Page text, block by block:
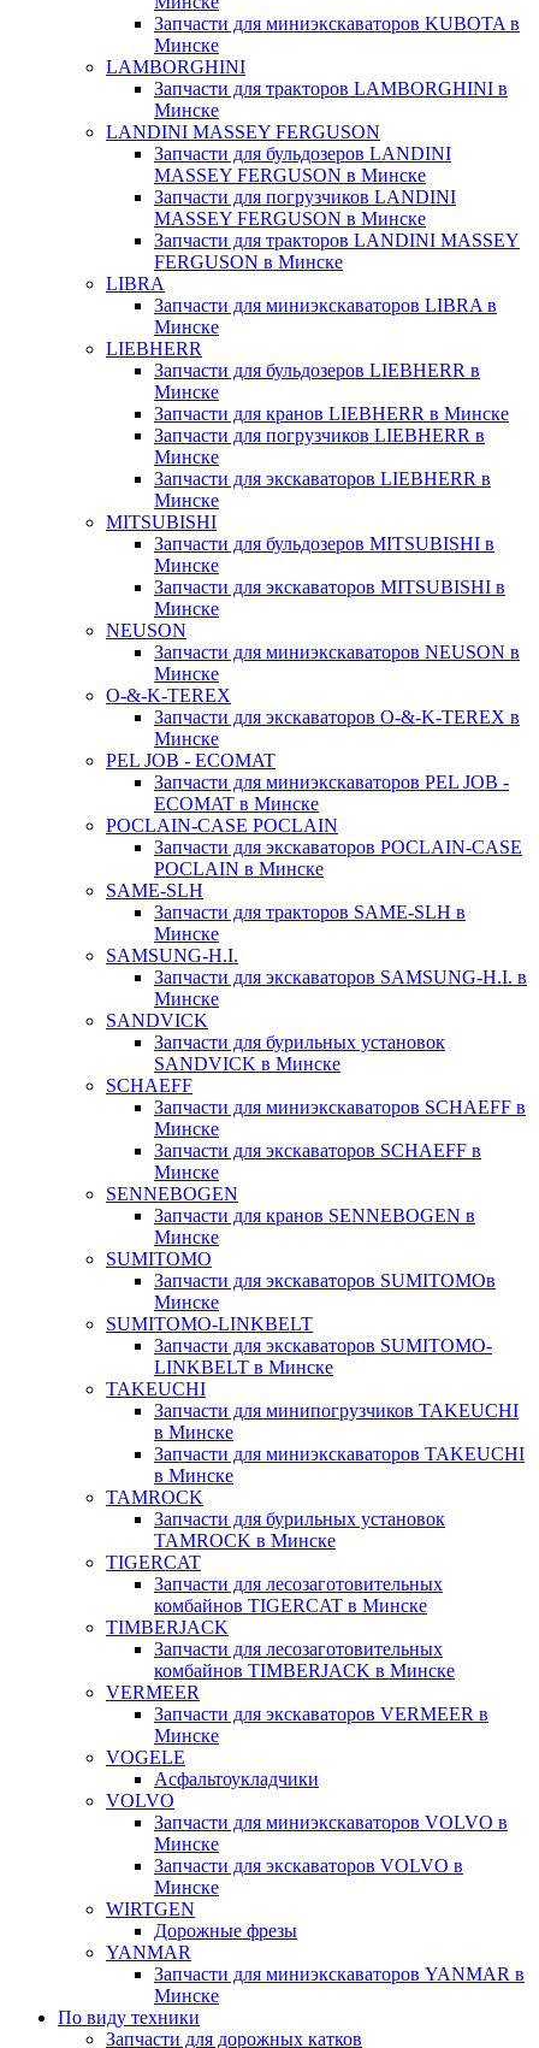
Запчасти для миниэкскаваторов KUBOTA в
Минске
LAMBORGHINI
Запчасти для тракторов LAMBORGHINI в
Минске
LANDINI MASSEY FERGUSON
Запчасти для бульдозеров LANDINI
MASSEY FERGUSON в Минске
Запчасти для погрузчиков LANDINI
MASSEY FERGUSON в Минске
Запчасти для тракторов LANDINI MASSEY
FERGUSON в Минске
LIBRA
Запчасти для миниэкскаваторов LIBRA в
Минске
LIEBHERR
Запчасти для бульдозеров LIEBHERR в
Минске
Запчасти для кранов LIEBHERR в Минске
Запчасти для погрузчиков LIEBHERR в
Минске
Запчасти для экскаваторов LIEBHERR в
Минске
MITSUBISHI
Запчасти для бульдозеров MITSUBISHI в
Минске
Запчасти для экскаваторов MITSUBISHI в
Минске
NEUSON
Запчасти для миниэкскаваторов NEUSON в
Минске
O-&-K-TEREX
Запчасти для экскаваторов O-&-K-TEREX в
Минске
PEL JOB - ECOMAT
Запчасти для миниэкскаваторов PEL JOB -
ECOMAT в Минске
POCLAIN-CASE POCLAIN
Запчасти для экскаваторов POCLAIN-CASE
POCLAIN в Минске
SAME-SLH
Запчасти для тракторов SAME-SLH в
Минске
SAMSUNG-H.I.
Запчасти для экскаваторов SAMSUNG-H.I. в
Минске
SANDVICK
Запчасти для бурильных установок
SANDVICK в Минске
SCHAEFF
Запчасти для миниэкскаваторов SCHAEFF в
Минске
Запчасти для экскаваторов SCHAEFF в
Минске
SENNEBOGEN
Запчасти для кранов SENNEBOGEN в
Минске
SUMITOMO
Запчасти для экскаваторов SUMITOMOв
Минске
SUMITOMO-LINKBELT
Запчасти для экскаваторов SUMITOMO-
LINKBELT в Минске
TAKEUCHI
Запчасти для минипогрузчиков TAKEUCHI
в Минске
Запчасти для миниэкскаваторов TAKEUCHI
в Минске
TAMROCK
Запчасти для бурильных установок
TAMROCK в Минске
TIGERCAT
Запчасти для лесозаготовительных
комбайнов TIGERCAT в Минске
TIMBERJACK
Запчасти для лесозаготовительных
комбайнов TIMBERJACK в Минске
VERMEER
Запчасти для экскаваторов VERMEER в
Минске
VOGELE
Асфальтоукладчики
VOLVO
Запчасти для миниэкскаваторов VOLVO в
Минске
Запчасти для экскаваторов VOLVO в
Минске
WIRTGEN
Дорожные фрезы
YANMAR
Запчасти для миниэкскаваторов YANMAR в
Минске
По виду техники
Запчасти для дорожных катков